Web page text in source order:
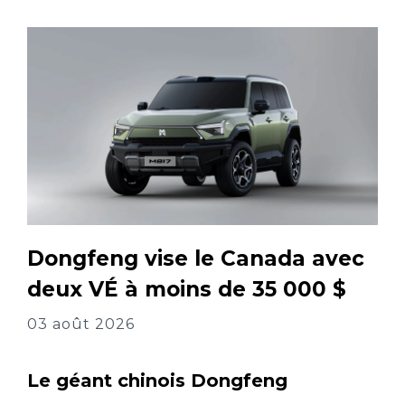
Dongfeng vise le Canada avec
deux VÉ à moins de 35 000 $
03 août 2026
Le géant chinois Dongfeng